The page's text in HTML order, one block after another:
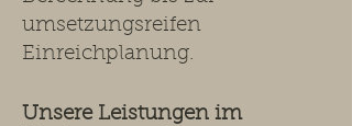
umsetzungsreifen
Einreichplanung.​
Unsere Leistungen im